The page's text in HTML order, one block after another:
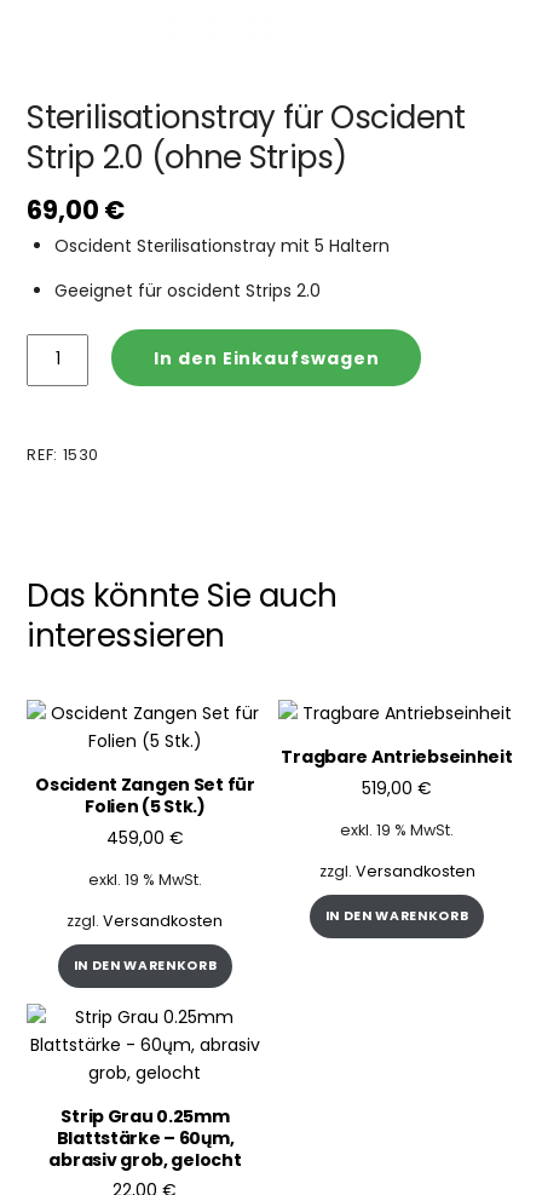
Sterilisationstray für Oscident
Strip 2.0 (ohne Strips)
69,00 €
Oscident Sterilisationstray mit 5 Haltern
Geeignet für oscident Strips 2.0
Sterilisationstray
2.0
In den Einkaufswagen
REF: 1530
Das könnte Sie auch
interessieren
Oscident Zangen Set für
Folien (5 Stk.)
459,00 €
exkl. 19 % MwSt.
zzgl.Versandkosten
IN DEN WARENKORB
Tragbare Antriebseinheit
519,00 €
exkl. 19 % MwSt.
zzgl. Versandkosten
IN DEN WARENKORB
Strip Grau 0.25mm
Blattstärke – 60ųm,
abrasiv grob, gelocht